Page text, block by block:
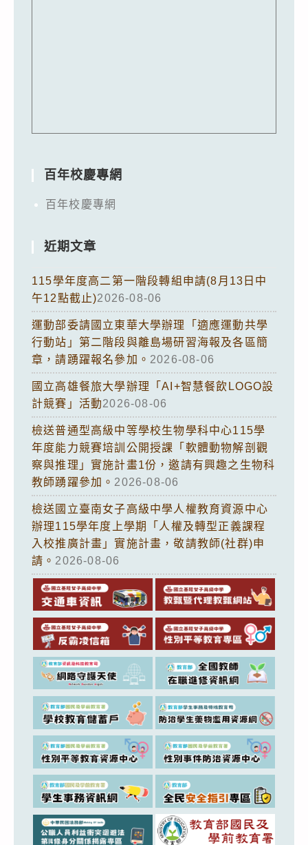
百年校慶專網
百年校慶專網
近期文章
115學年度高二第一階段轉組申請(8月13日中
午12點截止)2026-08-06
運動部委請國立東華大學辦理「適應運動共學
行動站」第二階段與離島場研習海報及各區簡
章，請踴躍報名參加。 2026-08-06
國立高雄餐旅大學辦理「AI+智慧餐飲LOGO設
計競賽」活動2026-08-06
檢送普通型高級中等學校生物學科中心115學
年度能力競賽培訓公開授課「軟體動物解剖觀
察與推理」實施計畫1份，邀請有興趣之生物科
教師踴躍參加。 2026-08-06
檢送國立臺南女子高級中學人權教育資源中心
辦理115學年度上學期「人權及轉型正義課程
入校推廣計畫」實施計畫，敬請教師(社群)申
請。 2026-08-06